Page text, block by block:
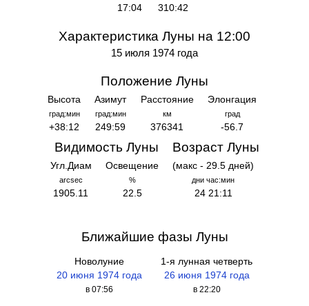
17:04 310:42
Характеристика Луны на 12:00
15 июля 1974 года
Положение Луны
Высота
град:мин
+38:12
Азимут
град:мин
249:59
Расстояние
км
376341
Элонгация
град
-56.7
Видимость Луны
Угл.Диам
arcsec
1905.11
Освещение
%
22.5
Возраст Луны
(макс - 29.5 дней)
дни час:мин
24 21:11
Ближайшие фазы Луны
Новолуние
20 июня 1974 года
в 07:56
1-я лунная четверть
26 июня 1974 года
в 22:20